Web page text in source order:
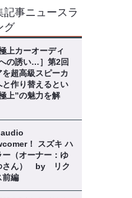
記事ニュースラ
グ
極上カーオーディ
の誘い…］第2回
を超高級スピーカ
と作り替えるとい
上”の魅力を解
！ スズキ ハ
ー（オーナー：ゆ
さん） by リク
前編